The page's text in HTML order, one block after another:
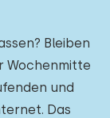
Bleiben
Wochenmitte
und
Das